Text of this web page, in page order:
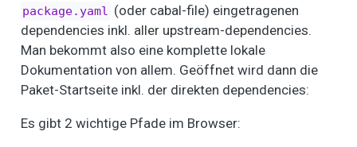
package.yaml (oder cabal-file) eingetragenen
dependencies inkl. aller upstream-dependencies.
Man bekommt also eine komplette lokale
Dokumentation von allem. Geöffnet wird dann die
Paket-Startseite inkl. der direkten dependencies:
Es gibt 2 wichtige Pfade im Browser: